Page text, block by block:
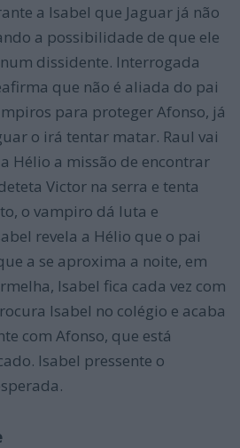
a Isabel que Jaguar já não
a possibilidade de que ele
dissidente. Interrogada
que não é aliada do pai
para proteger Afonso, já
o irá tentar matar. Raul vai
Hélio a missão de encontrar
Victor na serra e tenta
o vampiro dá luta e
revela a Hélio que o pai
a se aproxima a noite, em
Isabel fica cada vez com
Isabel no colégio e acaba
com Afonso, que está
Isabel pressente o